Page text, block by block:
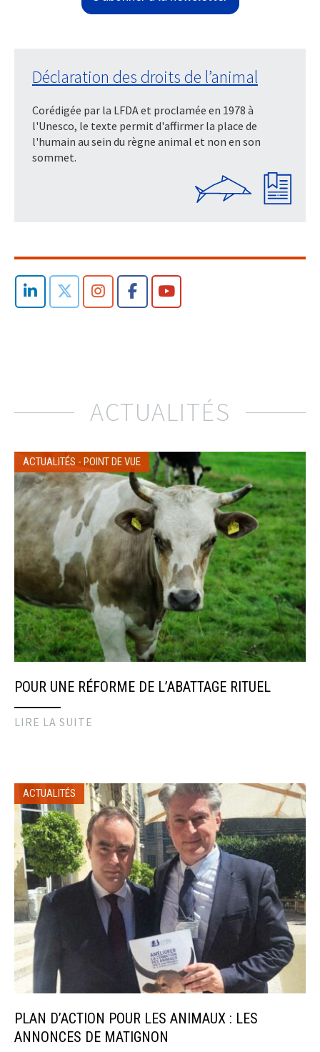
Déclaration des droits de l’animal
Corédigée par la LFDA et proclamée en 1978 à
l'Unesco, le texte permit d'affirmer la place de
l'humain au sein du règne animal et non en son
sommet.
ACTUALITÉS
ACTUALITÉS - POINT DE VUE
POUR UNE RÉFORME DE L’ABATTAGE RITUEL
LIRE LA SUITE
ACTUALITÉS
PLAN D’ACTION POUR LES ANIMAUX : LES
ANNONCES DE MATIGNON